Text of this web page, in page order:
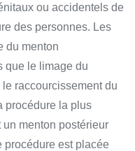
ou accidentels de
des personnes. Les
du menton
que le limage du
raccourcissement du
procédure la plus
menton postérieur
procédure est placée